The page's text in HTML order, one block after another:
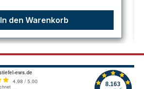
In den Warenkorb